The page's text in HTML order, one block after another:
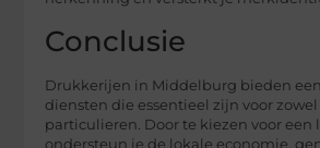
Conclusie
Drukkerijen in Middelburg bieden
diensten die essentieel zijn voor
particulieren. Door te kiezen voor een
ondersteun je de lokale economie,